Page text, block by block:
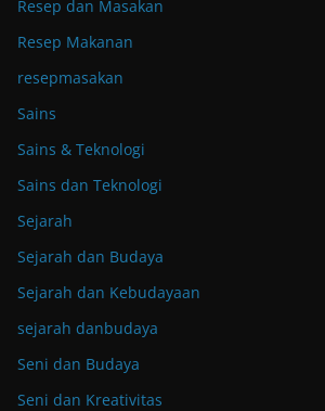
Resep dan Masakan
Resep Makanan
resepmasakan
Sains
Sains & Teknologi
Sains dan Teknologi
Sejarah
Sejarah dan Budaya
Sejarah dan Kebudayaan
sejarah danbudaya
Seni dan Budaya
Seni dan Kreativitas